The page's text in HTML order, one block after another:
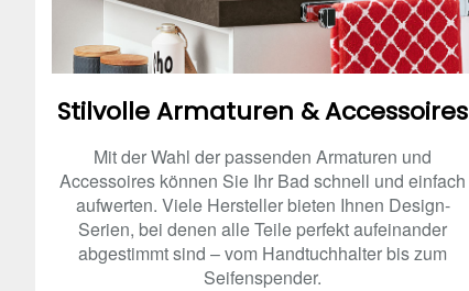
Stilvolle Armaturen & Accessoires
Mit der Wahl der passenden Armaturen und
Accessoires können Sie Ihr Bad schnell und einfach
aufwerten. Viele Hersteller bieten Ihnen Design-
Serien, bei denen alle Teile perfekt aufeinander
abgestimmt sind – vom Handtuchhalter bis zum
Seifenspender.